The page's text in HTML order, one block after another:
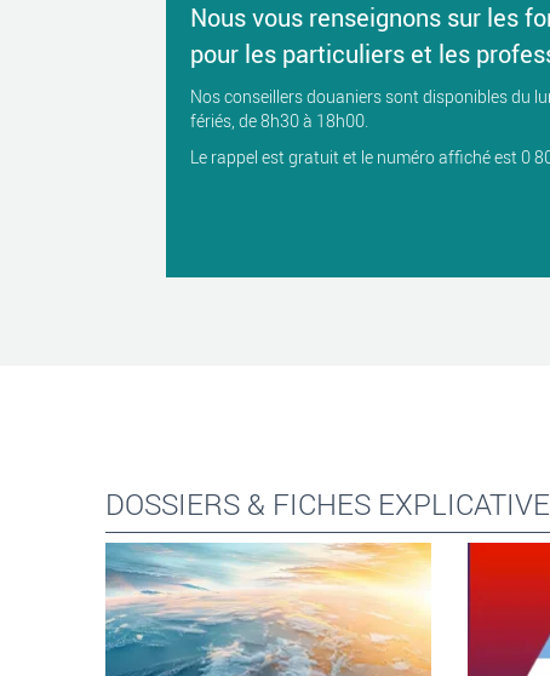
Nous vous renseignons sur les
pour les particuliers et les
Nos conseillers douaniers sont disponibles du
fériés, de 8h30 à 18h00.
Le rappel est gratuit et le numéro affiché est 0
DOSSIERS & FICHES